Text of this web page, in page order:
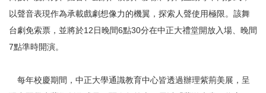
以聲音表現作為承載戲劇想像力的機翼，探索人聲使用極限。該舞
台劇免索票，並將於12日晚間6點30分在中正大禮堂開放入場、晚間
7點準時開演。
每年校慶期間，中正大學通識教育中心皆透過辦理紫荊美展，呈